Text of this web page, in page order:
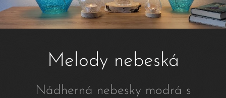
Melody nebeská
Nádherná nebesky modrá s